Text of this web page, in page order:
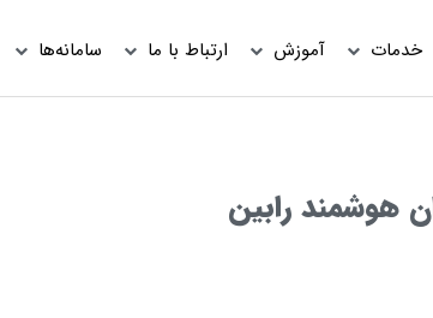
خدمات آموزش ارتباط با ما سامانه‌ها
هوشمند رابین